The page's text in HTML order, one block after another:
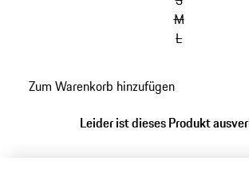
M
L
Zum Warenkorb hinzufügen
Leider ist dieses Produkt